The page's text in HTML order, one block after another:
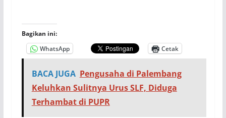
Bagikan ini:
WhatsApp
Cetak
BACA JUGA Pengusaha di Palembang
Keluhkan Sulitnya Urus SLF, Diduga
Terhambat di PUPR